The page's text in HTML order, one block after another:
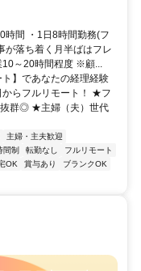
時間 ・1日8時間勤務(フ
落ち着く月半ばはフレ
10～20時間程度 ※顧...
】であなたの経理経験
らフルリモート！ ★フ
抜群◎ ★主婦（夫）世代
主婦・主夫歓迎
間制 転勤なし
フルリモート
OK 賞与あり
ブランクOK